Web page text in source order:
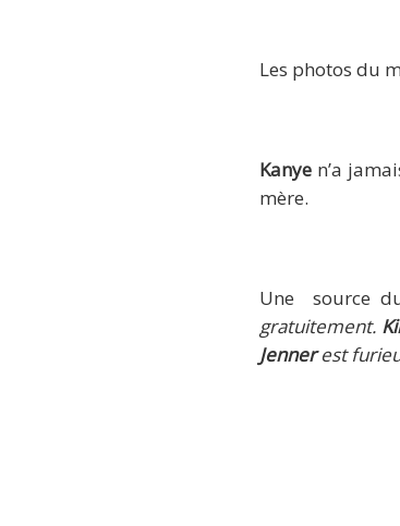
Les photos du
Kanyen’a
mère.
Une source
gratuitement.
Jennerest